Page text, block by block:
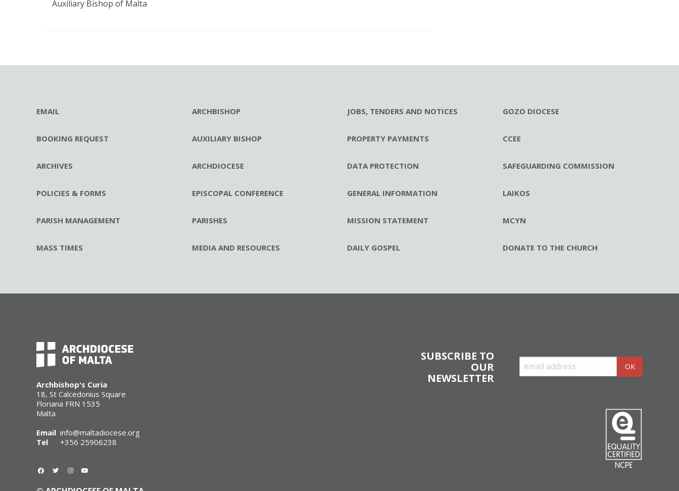
Auxiliary Bishop of Malta
EMAIL
BOOKING REQUEST
ARCHIVES
POLICIES & FORMS
PARISH MANAGEMENT
MASS TIMES
ARCHBISHOP
AUXILIARY BISHOP
ARCHDIOCESE
EPISCOPAL CONFERENCE
PARISHES
MEDIA AND RESOURCES
JOBS, TENDERS AND NOTICES
PROPERTY PAYMENTS
DATA PROTECTION
GENERAL INFORMATION
MISSION STATEMENT
DAILY GOSPEL
GOZO DIOCESE
CCEE
SAFEGUARDING COMMISSION
LAIKOS
MCYN
DONATE TO THE CHURCH
Archbishop's Curia
18, St Calcedonius Square
Floriana FRN 1535
Malta
Email info@maltadiocese.org
Tel +356 25906238
SUBSCRIBE TO
OUR
NEWSLETTER